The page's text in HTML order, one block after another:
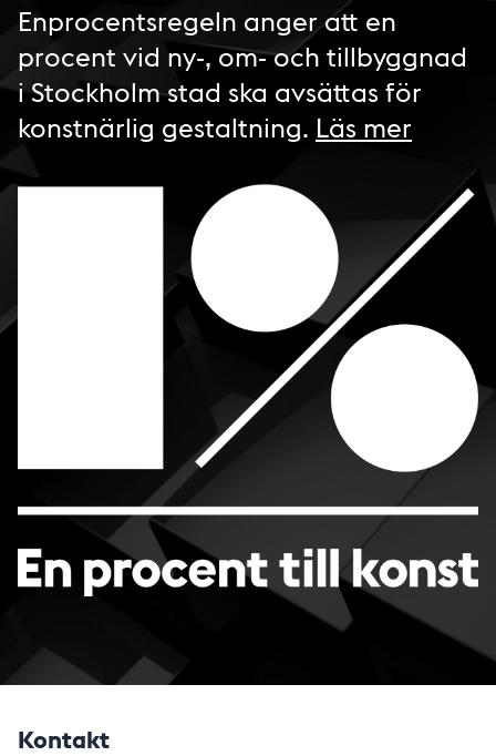
Enprocentsregeln anger att en
procent vid ny-, om- och tillbyggnad
i Stockholm stad ska avsättas för
konstnärlig gestaltning. Läs mer
Kontakt